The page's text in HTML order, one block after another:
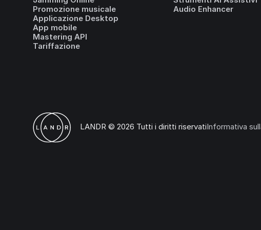
Promozione musicale
Applicazione Desktop
App mobile
Mastering API
Tariffazione
Audio Enhancer
LANDR © 2026 Tutti i diritti riservatiInformativa